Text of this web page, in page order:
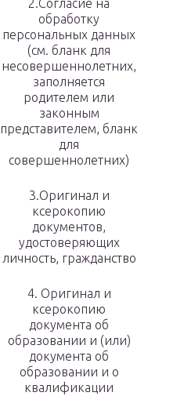
2.Согласие на
обработку
персональных данных
(см. бланк для
несовершеннолетних,
заполняется
родителем или
законным
представителем, бланк
для
совершеннолетних)
3.Оригинал и
ксерокопию
документов,
удостоверяющих
личность, гражданство
4. Оригинал и
ксерокопию
документа об
образовании и (или)
документа об
образовании и о
квалификации